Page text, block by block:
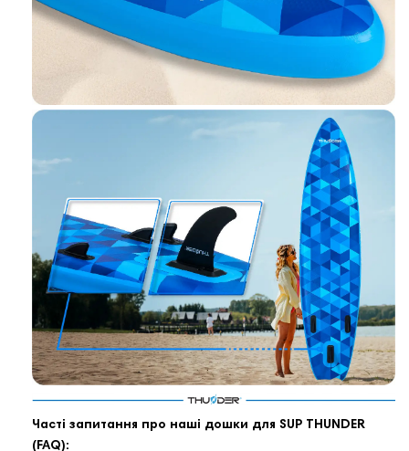
Часті запитання про наші дошки для SUP THUNDER
(FAQ):